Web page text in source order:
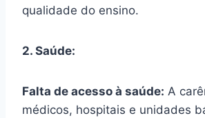
qualidade do ensino.
2. Saúde:
Falta de acesso à saúde: A
médicos, hospitais e unidades